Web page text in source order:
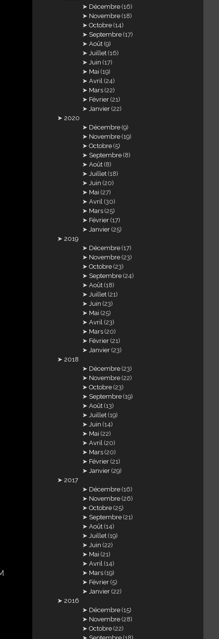
Décembre (16)
Novembre (18)
Octobre (14)
Septembre (17)
Août (9)
Juillet (16)
Juin (17)
Mai (19)
Avril (24)
Mars (22)
Février (21)
Janvier (22)
2020
Décembre (9)
Novembre (19)
Octobre (5)
Septembre (8)
Août (8)
Juillet (18)
Juin (20)
Mai (27)
Avril (30)
Mars (25)
Février (17)
Janvier (25)
2019
Décembre (17)
Novembre (23)
Octobre (23)
Septembre (24)
Août (18)
Juillet (21)
Juin (23)
Mai (25)
Avril (23)
Mars (20)
Février (21)
Janvier (23)
2018
Décembre (23)
Novembre (22)
Octobre (23)
Septembre (19)
Août (13)
Juillet (19)
Juin (14)
Mai (22)
Avril (20)
Mars (20)
Février (21)
Janvier (29)
2017
Décembre (16)
Novembre (26)
Octobre (25)
Septembre (21)
Août (14)
Juillet (19)
Juin (22)
Mai (21)
Avril (14)
Mars (19)
Février (5)
Janvier (22)
2016
Décembre (15)
Novembre (28)
Octobre (22)